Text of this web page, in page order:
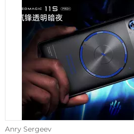
Anry Sergeev